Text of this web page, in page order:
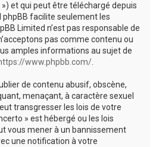
et qui peut être téléchargé depuis
phpBB facilite seulement les
Limited n’est pas responsable de
pas comme contenu ou
amples informations au sujet de
www.phpbb.com/.
de contenu abusif, obscène,
menaçant, à caractère sexuel
transgresser les lois de votre
» est hébergé ou les lois
vous mener à un bannissement
une notification à votre